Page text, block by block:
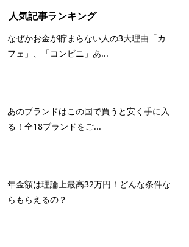
人気記事ランキング
なぜかお金が貯まらない人の3大理由「カ
フェ」、「コンビニ」あ...
あのブランドはこの国で買うと安く手に入
る！全18ブランドをご...
年金額は理論上最高32万円！どんな条件な
らもらえるの？